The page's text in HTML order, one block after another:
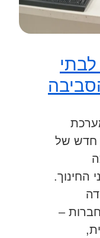
חדש של
החינוך.
–